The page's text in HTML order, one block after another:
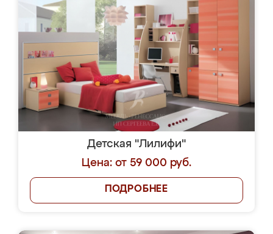
Детская "Лилифи"
Цена: от 59 000 руб.
ПОДРОБНЕЕ